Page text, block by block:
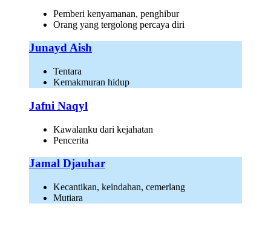
Pemberi kenyamanan, penghibur
Orang yang tergolong percaya diri
Junayd Aish
Tentara
Kemakmuran hidup
Jafni Naqyl
Kawalanku dari kejahatan
Pencerita
Jamal Djauhar
Kecantikan, keindahan, cemerlang
Mutiara